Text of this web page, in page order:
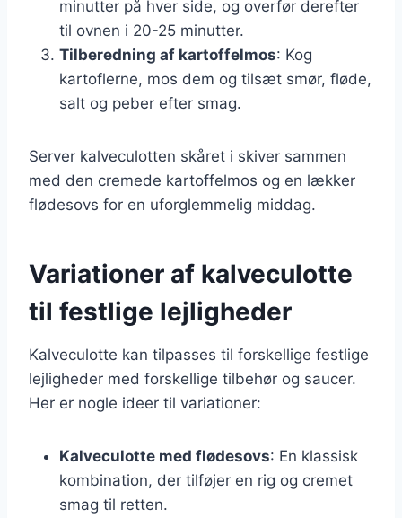
minutter på hver side, og overfør derefter
til ovnen i 20-25 minutter.
Tilberedning af kartoffelmos: Kog
kartoflerne, mos dem og tilsæt smør, fløde,
salt og peber efter smag.
Server kalveculotten skåret i skiver sammen
med den cremede kartoffelmos og en lækker
flødesovs for en uforglemmelig middag.
Variationer af kalveculotte
til festlige lejligheder
Kalveculotte kan tilpasses til forskellige festlige
lejligheder med forskellige tilbehør og saucer.
Her er nogle ideer til variationer:
Kalveculotte med flødesovs: En klassisk
kombination, der tilføjer en rig og cremet
smag til retten.